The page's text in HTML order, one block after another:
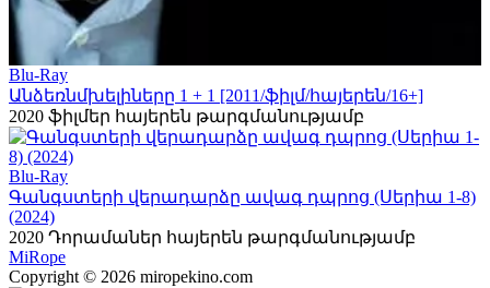
Blu-Ray
Անձեռնմխելիները 1 + 1 [2011/ֆիլմ/հայերեն/16+]
2020 ֆիլմեր հայերեն թարգմանությամբ
Blu-Ray
Գանգստերի վերադարձը ավագ դպրոց (Սերիա 1-8)
(2024)
2020 Դորամաներ հայերեն թարգմանությամբ
MiRope
Copyright © 2026 miropekino.com